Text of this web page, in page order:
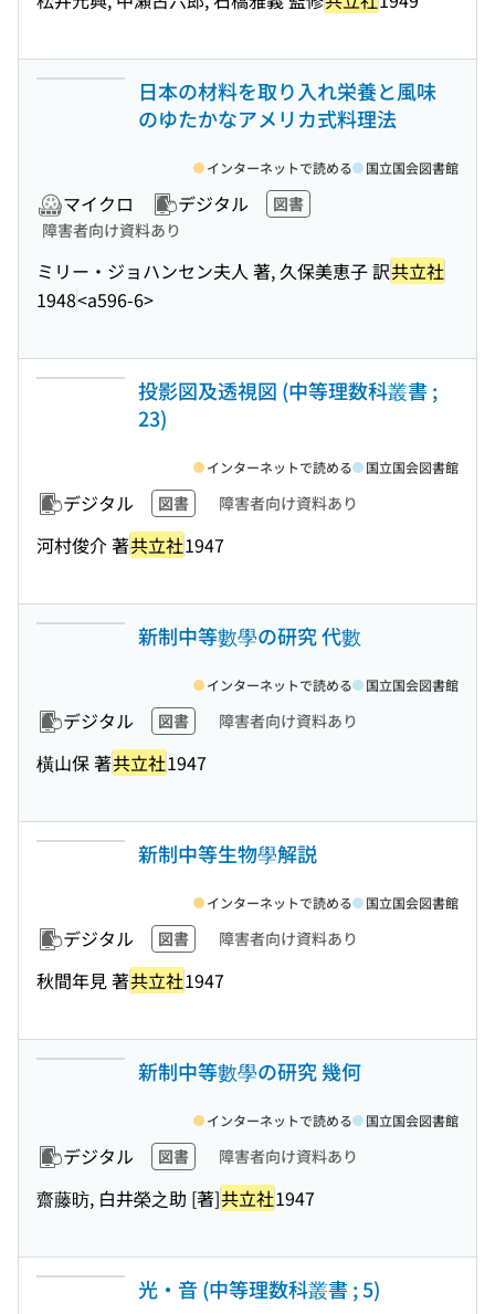
日本の材料を取り入れ栄養と風味
のゆたかなアメリカ式料理法
マイクロ デジタル
図書
障害者向け資料あり
ミリー・ジョハンセン夫人 著, 久保美恵子 訳共立社
1948<a596-6>
インターネットで読める 国立国会図書館
投影図及透視図 (中等理数科叢書 ;
23)
デジタル 図書 障害者向け資料あり
河村俊介 著共立社1947
インターネットで読める 国立国会図書館
新制中等數學の研究 代數
デジタル 図書 障害者向け資料あり
橫山保 著共立社1947
インターネットで読める 国立国会図書館
新制中等生物學解説
デジタル 図書 障害者向け資料あり
秋間年見 著共立社1947
インターネットで読める 国立国会図書館
新制中等數學の研究 幾何
デジタル 図書 障害者向け資料あり
齋藤昉, 白井榮之助 [著]共立社1947
インターネットで読める 国立国会図書館
光・音 (中等理数科叢書 ; 5)